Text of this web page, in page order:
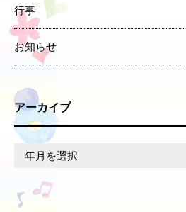
行事
お知らせ
アーカイブ